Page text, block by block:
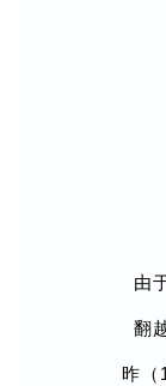
由
翻
昨（